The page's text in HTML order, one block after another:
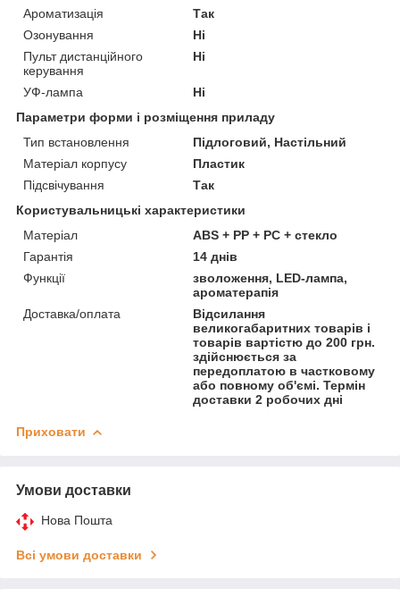
Ароматизація
Так
Озонування
Ні
Пульт дистанційного
керування
Ні
УФ-лампа
Ні
Параметри форми і розміщення приладу
Тип встановлення
Підлоговий, Настільний
Матеріал корпусу
Пластик
Підсвічування
Так
Користувальницькі характеристики
Матеріал
ABS + PP + PC + стекло
Гарантія
14 днів
Функції
зволоження, LED-лампа,
ароматерапія
Доставка/оплата
Відсилання
великогабаритних товарів і
товарів вартістю до 200 грн.
здійснюється за
передоплатою в частковому
або повному об'ємі. Термін
доставки 2 робочих дні
Приховати
Умови доставки
Нова Пошта
Всі умови доставки